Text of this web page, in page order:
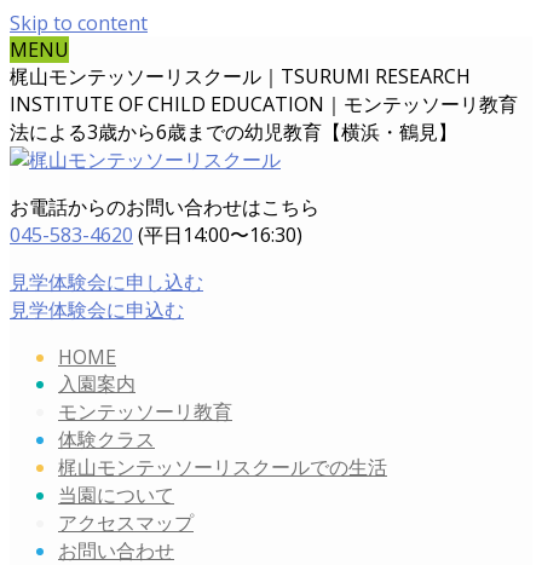
Skip to content
MENU
梶山モンテッソーリスクール｜TSURUMI RESEARCH
INSTITUTE OF CHILD EDUCATION｜ モンテッソーリ教育
法による3歳から6歳までの幼児教育【横浜・鶴見】
お電話からのお問い合わせはこちら
045-583-4620 (平日14:00〜16:30)
見学体験会に申し込む
見学体験会に申込む
HOME
入園案内
モンテッソーリ教育
体験クラス
梶山モンテッソーリスクールでの生活
当園について
アクセスマップ
お問い合わせ